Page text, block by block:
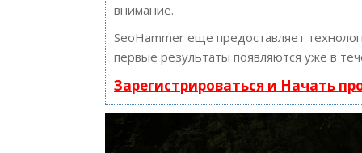
внимание.
SeoHammer еще предоставляет
первые результаты появляются уже в
Зарегистрироваться и Начать